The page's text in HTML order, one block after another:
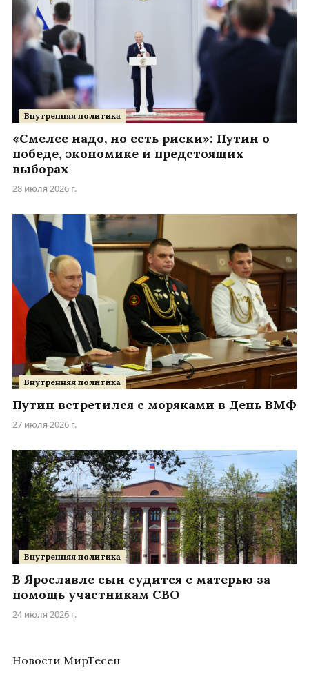
Внутренняя политика
«Смелее надо, но есть риски»: Путин о
победе, экономике и предстоящих
выборах
28 июля 2026 г.
Внутренняя политика
Путин встретился с моряками в День ВМФ
27 июля 2026 г.
Внутренняя политика
В Ярославле сын судится с матерью за
помощь участникам СВО
24 июля 2026 г.
Новости МирТесен